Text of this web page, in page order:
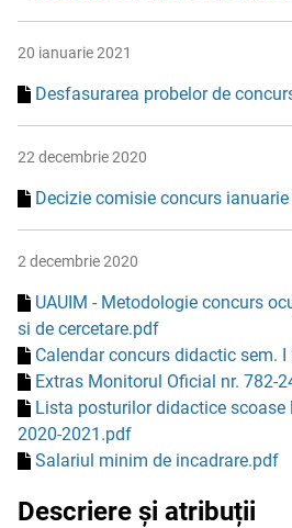
20 ianuarie 2021
Desfasurarea probelor de
22 decembrie 2020
Decizie comisie concurs
2 decembrie 2020
UAUIM - Metodologie concurs
si de cercetare.pdf
Calendar concurs didactic sem.
Extras Monitorul Oficial nr. 782-
Lista posturilor didactice scoase
2020-2021.pdf
Salariul minim de incadrare.pdf
Descriere și atribuții